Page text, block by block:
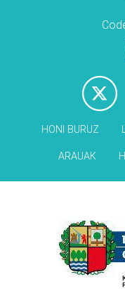
HONI BURUZ
ARAUAK